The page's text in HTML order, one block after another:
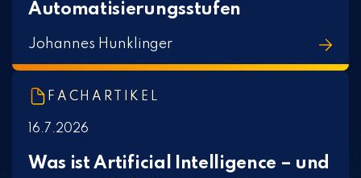
Automatisierungsstufen
Johannes Hunklinger
FACHARTIKEL
16.7.2026
Was ist Artificial Intelligence – und